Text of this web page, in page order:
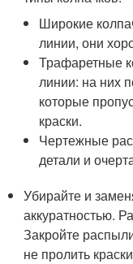
Широкие
линии, они
Трафаретные
линии: на них
которые
краски.
Чертежные
детали и
Убирайте и
аккуратностью.
Закройте
не пролить